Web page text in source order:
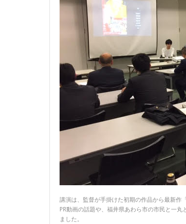
講演は、監督が手掛けた初期の作品から最新作
PR動画の話題や、福井県あわら市の市民と一
ました。